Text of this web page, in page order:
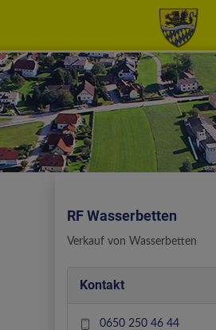
RF Wasserbetten
Verkauf von Wasserbetten
Kontakt
0650 250 46 44